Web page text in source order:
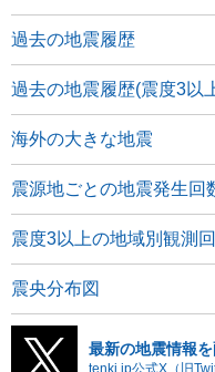
過去の地震履歴
過去の地震履歴(震度3以
海外の大きな地震
震源地ごとの地震発生回
震度3以上の地域別観測
震央分布図
最新の地震情報
tenki.jp公式X（旧